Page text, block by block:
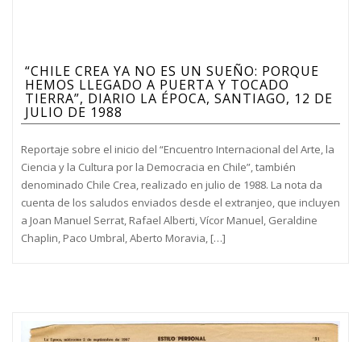
“CHILE CREA YA NO ES UN SUEÑO: PORQUE
HEMOS LLEGADO A PUERTA Y TOCADO
TIERRA”, DIARIO LA ÉPOCA, SANTIAGO, 12 DE
JULIO DE 1988
Reportaje sobre el inicio del “Encuentro Internacional del Arte, la
Ciencia y la Cultura por la Democracia en Chile”, también
denominado Chile Crea, realizado en julio de 1988. La nota da
cuenta de los saludos enviados desde el extranjeo, que incluyen
a Joan Manuel Serrat, Rafael Alberti, Vícor Manuel, Geraldine
Chaplin, Paco Umbral, Aberto Moravia, […]